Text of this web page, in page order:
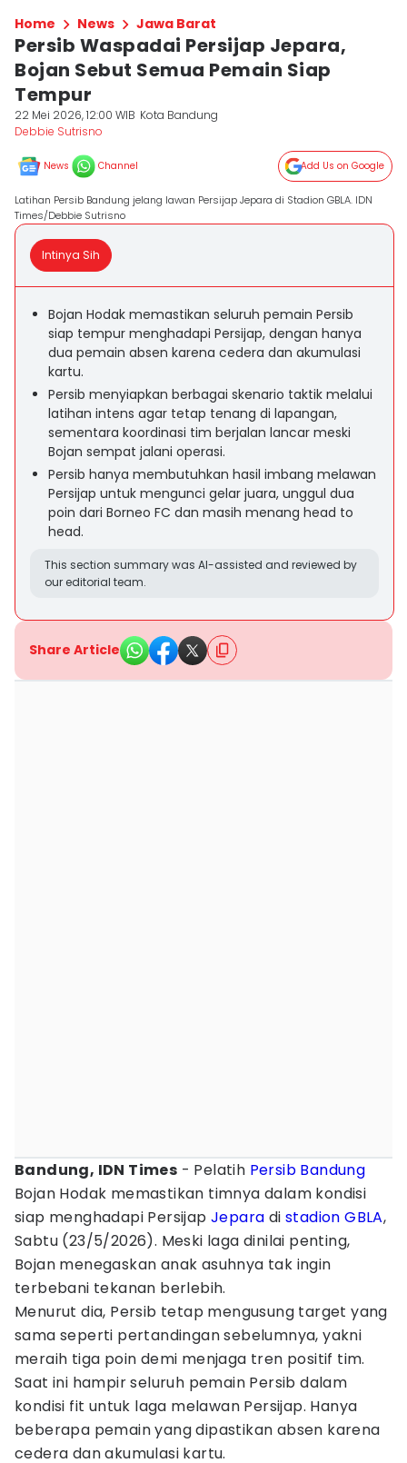
Home News Jawa Barat
Persib Waspadai Persijap Jepara,
Bojan Sebut Semua Pemain Siap
Tempur
22 Mei 2026, 12:00 WIB Kota Bandung
Debbie Sutrisno
News Channel Add Us on Google
Latihan Persib Bandung jelang lawan Persijap Jepara di Stadion GBLA. IDN
Times/Debbie Sutrisno
Intinya Sih
Bojan Hodak memastikan seluruh pemain Persib
siap tempur menghadapi Persijap, dengan hanya
dua pemain absen karena cedera dan akumulasi
kartu.
Persib menyiapkan berbagai skenario taktik melalui
latihan intens agar tetap tenang di lapangan,
sementara koordinasi tim berjalan lancar meski
Bojan sempat jalani operasi.
Persib hanya membutuhkan hasil imbang melawan
Persijap untuk mengunci gelar juara, unggul dua
poin dari Borneo FC dan masih menang head to
head.
This section summary was AI-assisted and reviewed by
our editorial team.
Share Article
Bandung, IDN Times - Pelatih Persib Bandung
Bojan Hodak memastikan timnya dalam kondisi
siap menghadapi Persijap Jepara distadion GBLA,
Sabtu (23/5/2026). Meski laga dinilai penting,
Bojan menegaskan anak asuhnya tak ingin
terbebani tekanan berlebih.
Menurut dia, Persib tetap mengusung target yang
sama seperti pertandingan sebelumnya, yakni
meraih tiga poin demi menjaga tren positif tim.
Saat ini hampir seluruh pemain Persib dalam
kondisi fit untuk laga melawan Persijap. Hanya
beberapa pemain yang dipastikan absen karena
cedera dan akumulasi kartu.